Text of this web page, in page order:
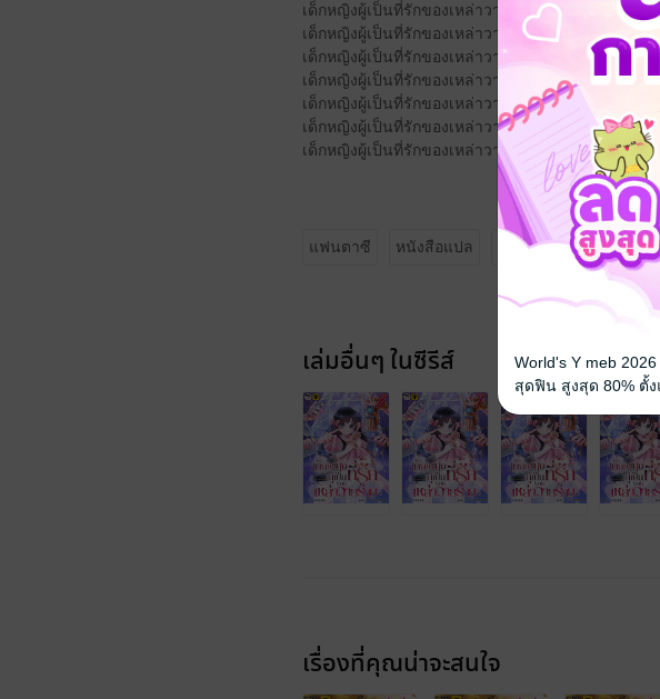
เด็กหญิงผู้เป็นที่รักของเหล่าวายร้าย เล่ม 2
เด็กหญิงผู้เป็นที่รักของเหล่าวายร้าย เล่ม 3
เด็กหญิงผู้เป็นที่รักของเหล่าวายร้าย เล่ม 4
เด็กหญิงผู้เป็นที่รักของเหล่าวายร้าย เล่ม 5
เด็กหญิงผู้เป็นที่รักของเหล่าวายร้าย เล่ม 6
เด็กหญิงผู้เป็นที่รักของเหล่าวายร้าย เล่ม 8 (จบ)
เด็กหญิงผู้เป็นที่รักของเหล่าวายร้าย เล่ม 7
แฟนตาซี หนังสือแปล นิยายจีนแปล
เล่มอื่นๆ ในซีรีส์
เรื่องที่คุณน่าจะสนใจ
World's Y meb
สุดฟิน สูงสุด 80% ตั้